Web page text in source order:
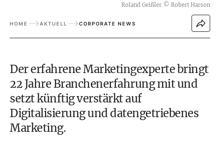
Roland Geißler © Robert Harson
HOME AKTUELL CORPORATE NEWS
Der erfahrene Marketingexperte bringt
22 Jahre Branchenerfahrung mit und
setzt künftig verstärkt auf
Digitalisierung und datengetriebenes
Marketing.